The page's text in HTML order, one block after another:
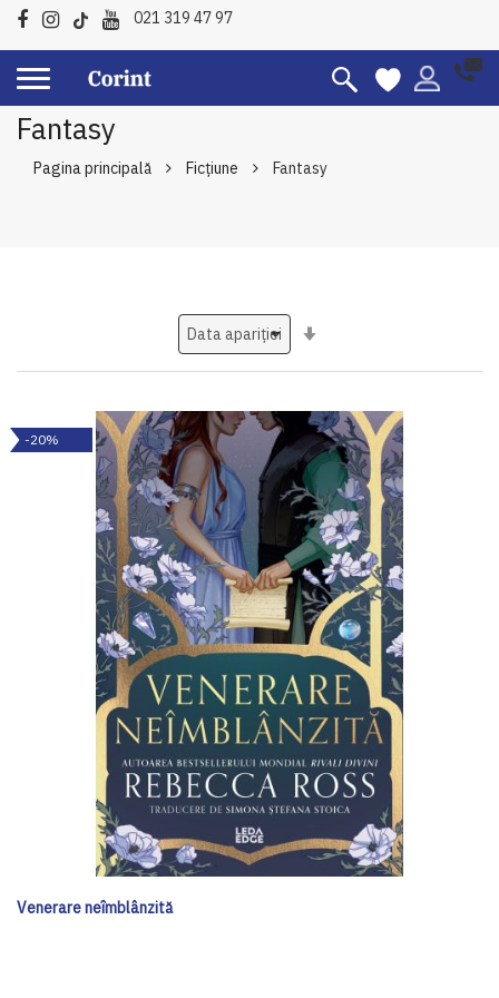
021 319 47 97
Fantasy
Pagina principală Ficțiune Fantasy
-20%
Venerare neîmblânzită